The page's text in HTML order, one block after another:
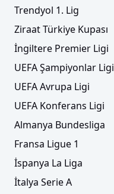
Trendyol 1. Lig
Ziraat Türkiye Kupası
İngiltere Premier Ligi
UEFA Şampiyonlar Ligi
UEFA Avrupa Ligi
UEFA Konferans Ligi
Almanya Bundesliga
Fransa Ligue 1
İspanya La Liga
İtalya Serie A